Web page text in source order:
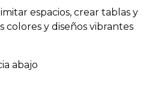
espacios, crear tablas y
colores y diseños vibrantes
abajo